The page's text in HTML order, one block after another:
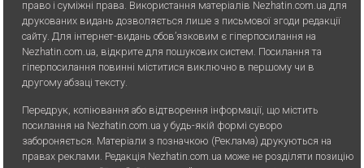
право і суміжні права. Використання матерiалiв Nezhatin.com.ua для
друкованих видань дозволяється лише з письмової згоди редакції
сайту. Для iнтернет-видань обов’язковим є гiперпосилання на
Nezhatin.com.ua, відкрите для пошукових систем. Посилання та
гіперпосилання повинні міститися виключно в першому чи в
другому абзаці тексту.
Передрук, копiювання або вiдтворення iнформацiї, що мiстить
посилання на Nezhatin.com.ua у будь-якiй формi суворо
забороняється. Матеріали з позначкою (Реклама) друкуються на
правах реклами. Редакція Nezhatin.com.ua може не розділяти позицію